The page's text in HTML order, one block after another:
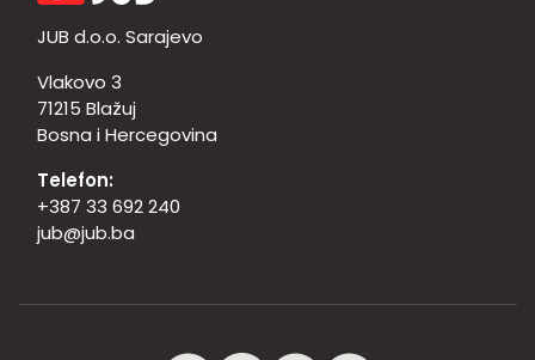
JUB d.o.o. Sarajevo
Vlakovo 3
71215 Blažuj
Bosna i Hercegovina
Telefon:
+387 33 692 240
jub@jub.ba